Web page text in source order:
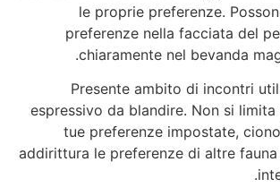
le proprie preferenze.
preferenze nella facciata del
chiaramente nel bevanda
Presente ambito di incontri
espressivo da blandire. Non si
tue preferenze impostate,
addirittura le preferenze di altre